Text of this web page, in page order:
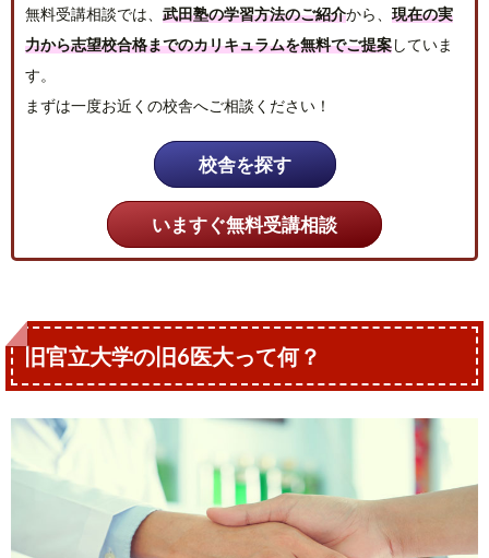
無料受講相談では、 武田塾の学習方法のご紹介から、 現在の実
力から志望校合格までのカリキュラムを無料でご提案していま
す。
まずは一度お近くの校舎へご相談ください！
校舎を探す
いますぐ無料受講相談
旧官立大学の旧6医大って何？